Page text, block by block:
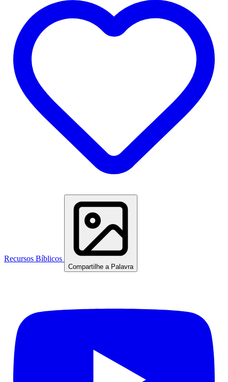
Recursos Bíblicos
Compartilhe a Palavra